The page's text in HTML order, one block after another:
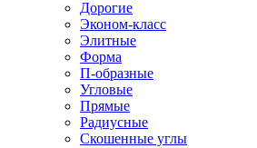
Дорогие
Эконом-класс
Элитные
Форма
П-образные
Угловые
Прямые
Радиусные
Скошенные углы